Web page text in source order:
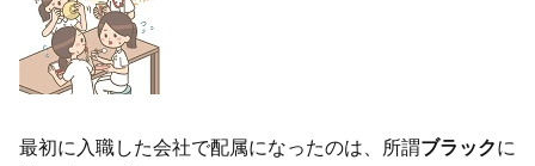
最初に入職した会社で配属になったのは、所謂ブラックに